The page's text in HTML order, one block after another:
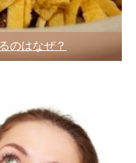
のはなぜ？